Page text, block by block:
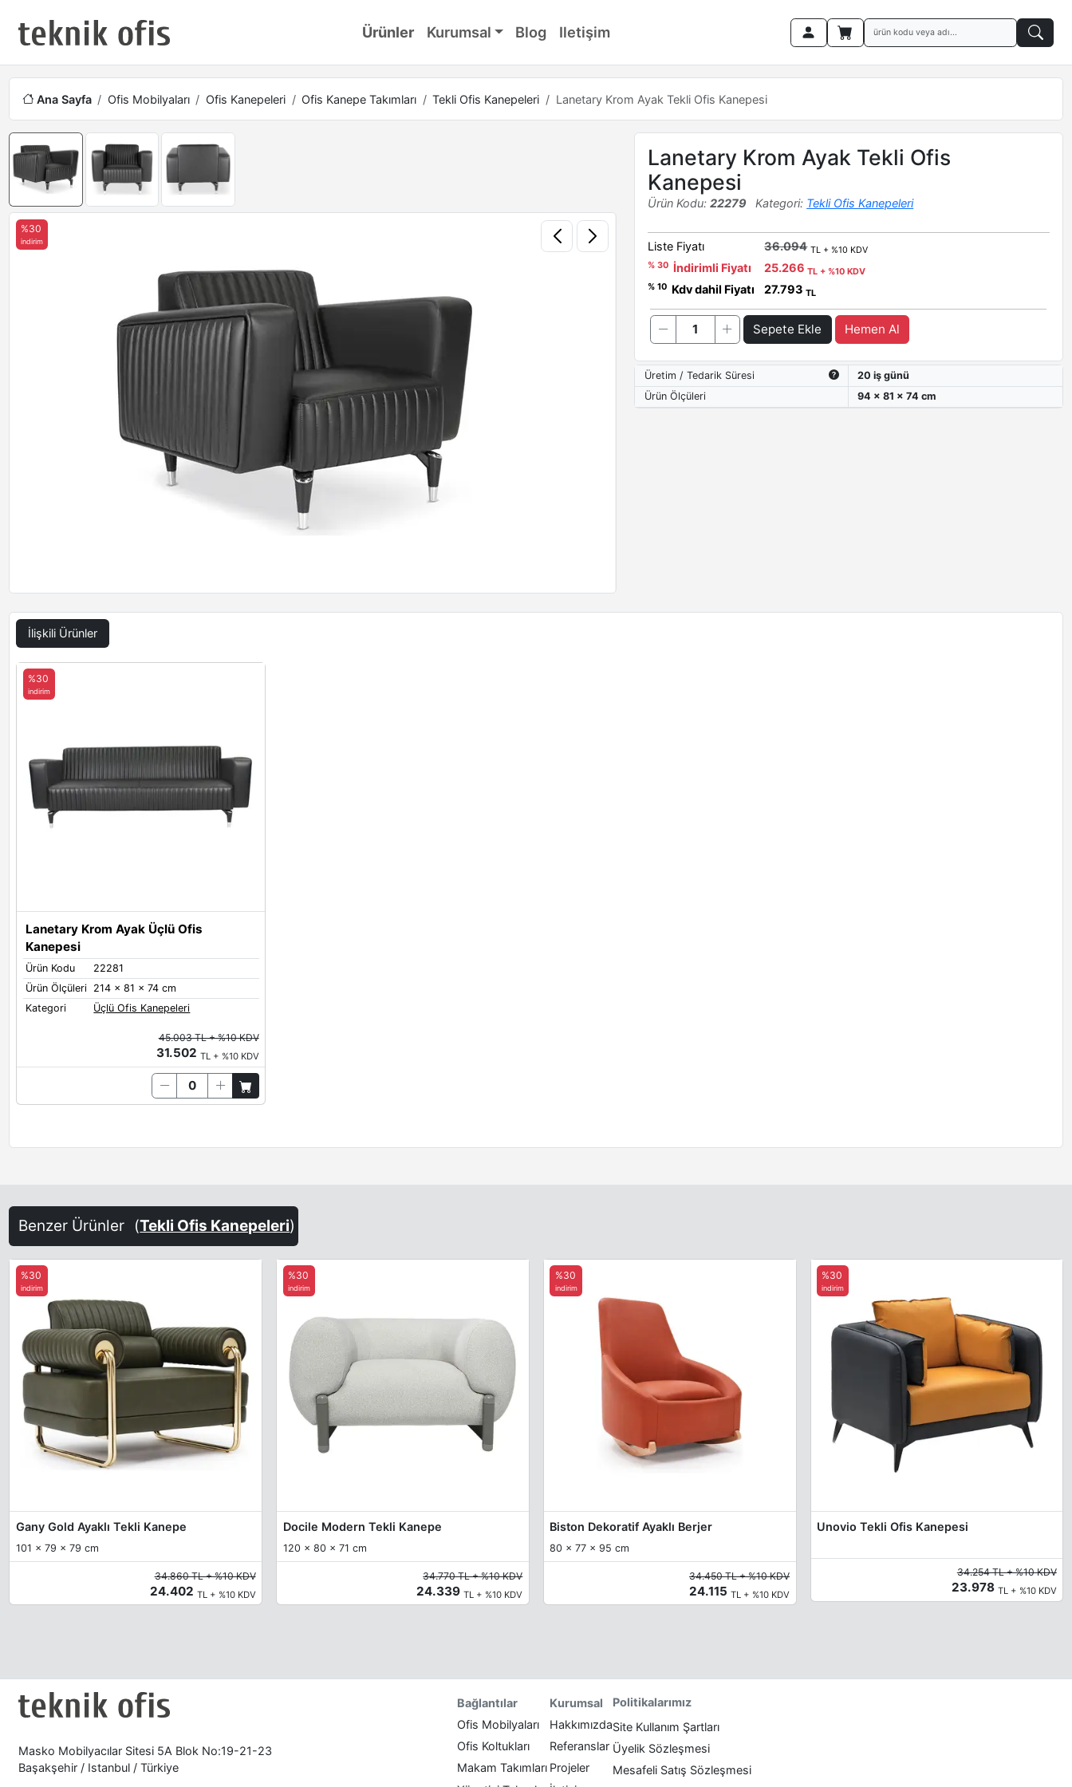
Ürünler Kurumsal Blog Iletişim
Ana Sayfa Ofis Mobilyaları Ofis Kanepeleri Ofis Kanepe Takımları Tekli Ofis Kanepeleri Lanetary Krom Ayak Tekli Ofis Kanepesi
%30
indirim
Lanetary Krom Ayak Tekli Ofis
Kanepesi
Ürün Kodu: 22279 Kategori: Tekli Ofis Kanepeleri
Liste Fiyatı 36.094 TL + %10 KDV
% 30 İndirimli Fiyatı 25.266TL + %10 KDV
% 10 Kdv dahil Fiyatı 27.793TL
Sepete Ekle Hemen Al
Üretim / Tedarik Süresi
20 iş günü
Ürün Ölçüleri
94 x 81 x 74 cm
İlişkili Ürünler
Lanetary Krom Ayak Üçlü Ofis
Kanepesi
Ürün Kodu
22281
Ürün Ölçüleri 214 x 81 x 74 cm
Kategori
Üçlü Ofis Kanepeleri
%30
indirim
45.003 TL + %10 KDV
31.502 TL + %10 KDV
Benzer Ürünler (Tekli Ofis Kanepeleri)
Gany Gold Ayaklı Tekli Kanepe
101 x 79 x 79 cm
%30
indirim
34.860 TL + %10 KDV
24.402 TL + %10 KDV
Docile Modern Tekli Kanepe
120 x 80 x 71 cm
%30
indirim
34.770 TL + %10 KDV
24.339TL + %10 KDV
Biston Dekoratif Ayaklı Berjer
80 x 77 x 95 cm
%30
indirim
34.450 TL + %10 KDV
24.115TL + %10 KDV
Unovio Tekli Ofis Kanepesi
%30
indirim
34.254 TL + %10 KDV
23.978 TL + %10 KDV
Masko Mobilyacılar Sitesi 5A Blok No:19-21-23
Başakşehir / Istanbul / Türkiye
Bağlantılar
Ofis Mobilyaları
Ofis Koltukları
Makam Takımları
Kurumsal
Hakkımızda
Referanslar
Projeler
Politikalarımız
Site Kullanım Şartları
Üyelik Sözleşmesi
Mesafeli Satış Sözleşmesi